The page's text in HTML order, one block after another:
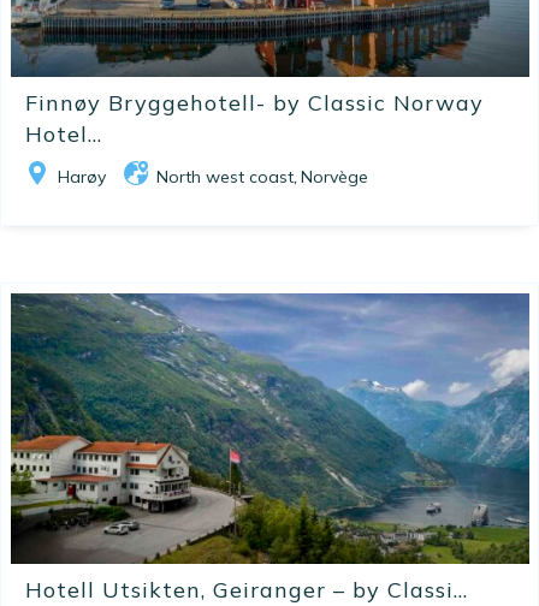
Finnøy Bryggehotell- by Classic Norway
Hotel...
Harøy North west coast, Norvège
Hotell Utsikten, Geiranger – by Classi...